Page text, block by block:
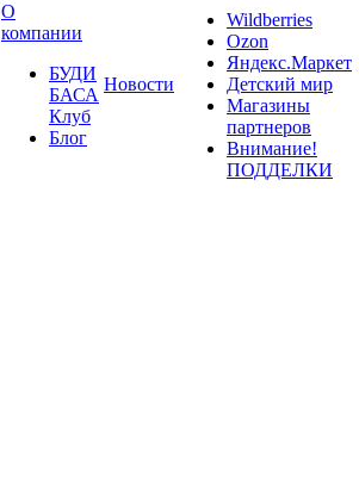
О
компании
БУДИ
БАСА
Клуб
Блог
Новости
Wildberries
Ozon
Яндекс.Маркет
Детский мир
Магазины
партнеров
Внимание!
ПОДДЕЛКИ